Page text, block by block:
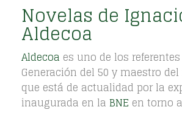
Novelas de
Aldecoa
Aldecoa es uno de los
Generación del 50 y maestro
que está de actualidad por la
inaugurada en la BNE en torno